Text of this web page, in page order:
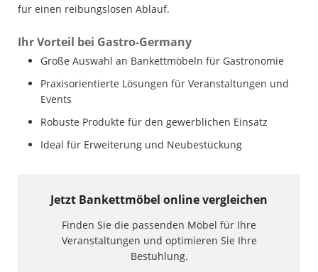
für einen reibungslosen Ablauf.
Ihr Vorteil bei Gastro-Germany
Große Auswahl an Bankettmöbeln für Gastronomie
Praxisorientierte Lösungen für Veranstaltungen und
Events
Robuste Produkte für den gewerblichen Einsatz
Ideal für Erweiterung und Neubestückung
Jetzt Bankettmöbel online vergleichen
Finden Sie die passenden Möbel für Ihre
Veranstaltungen und optimieren Sie Ihre
Bestuhlung.